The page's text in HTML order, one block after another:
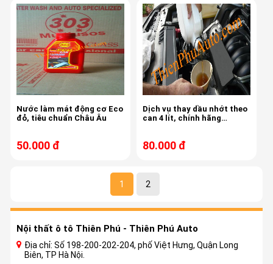
Nước làm mát động cơ Eco
đỏ, tiêu chuẩn Châu Âu
50.000 đ
Dịch vụ thay dầu nhớt theo
can 4 lít, chính hãng
80.000 đ
1 2
Nội thất ô tô Thiên Phú - Thiên Phú Auto
Địa chỉ: Số 198-200-202-204, phố Việt Hưng, Quận Long
Biên, TP Hà Nội.